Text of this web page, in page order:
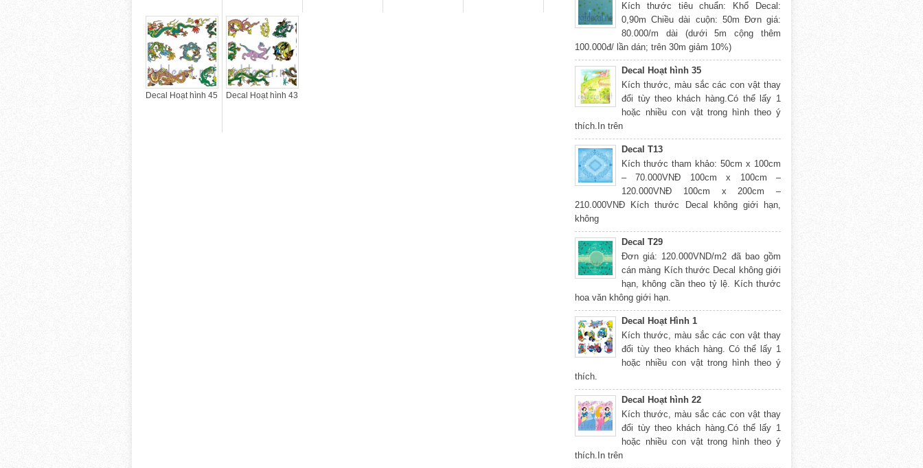
Decal Hoạt hình 45 Decal Hoạt hình 43
Kích thước tiêu chuẩn: Khổ Decal:
0,90m Chiều dài cuộn: 50m Đơn giá:
80.000/m dài (dưới 5m cộng thêm
100.000đ/ lần dán; trên 30m giảm 10%)
Decal Hoạt hình 35
Kích thước, màu sắc các con vật thay
đổi tùy theo khách hàng.Có thể lấy 1
hoặc nhiều con vật trong hình theo ý
thích.In trên
Decal T13
Kích thước tham khảo: 50cm x 100cm
– 70.000VNĐ 100cm x 100cm –
120.000VNĐ 100cm x 200cm –
210.000VNĐ Kích thước Decal không giới hạn,
không
Decal T29
Đơn giá: 120.000VND/m2 đã bao gồm
cán màng Kích thước Decal không giới
hạn, không cần theo tỷ lệ. Kích thước
hoa văn không giới hạn.
Decal Hoạt Hình 1
Kích thước, màu sắc các con vật thay
đổi tùy theo khách hàng. Có thể lấy 1
hoặc nhiều con vật trong hình theo ý
thích.
Decal Hoạt hình 22
Kích thước, màu sắc các con vật thay
đổi tùy theo khách hàng.Có thể lấy 1
hoặc nhiều con vật trong hình theo ý
thích.In trên